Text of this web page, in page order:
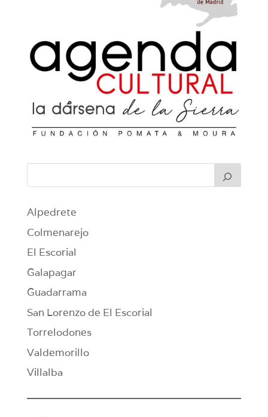
Alpedrete
Colmenarejo
El Escorial
Galapagar
Guadarrama
San Lorenzo de El Escorial
Torrelodones
Valdemorillo
Villalba